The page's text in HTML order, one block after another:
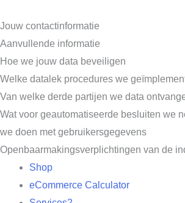
Jouw contactinformatie
Aanvullende informatie
Hoe we jouw data beveiligen
Welke datalek procedures we
Van welke derde partijen we data
Wat voor geautomatiseerde besluiten we
we doen met gebruikersgegevens
Openbaarmakingsverplichtingen van de
Shop
eCommerce Calculator